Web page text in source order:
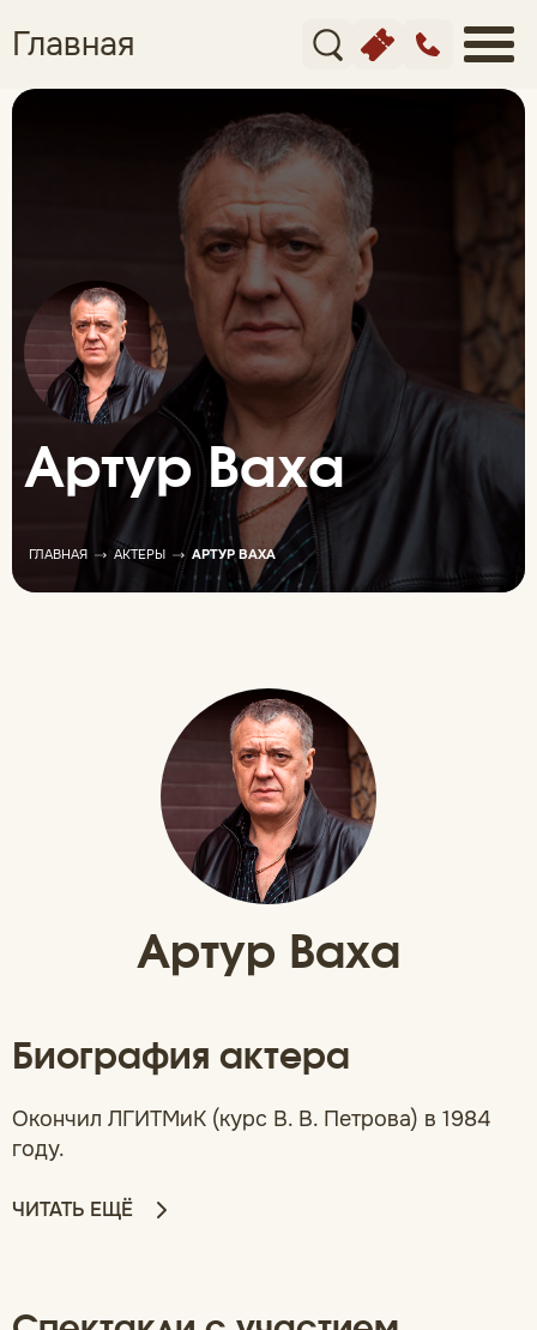
Главная
Артур Ваха
ГЛАВНАЯ АКТЕРЫ АРТУР ВАХА
Артур Ваха
Биография актера
Окончил ЛГИТМиК (курс В. В. Петрова) в 1984
году.
ЧИТАТЬ ЕЩЁ